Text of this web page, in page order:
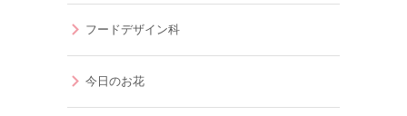
フードデザイン科
今日のお花